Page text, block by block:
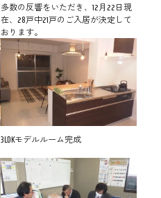
多数の反響をいただき、12月22日現
在、28戸中21戸のご入居が決定して
おります。
3LDKモデルルーム完成